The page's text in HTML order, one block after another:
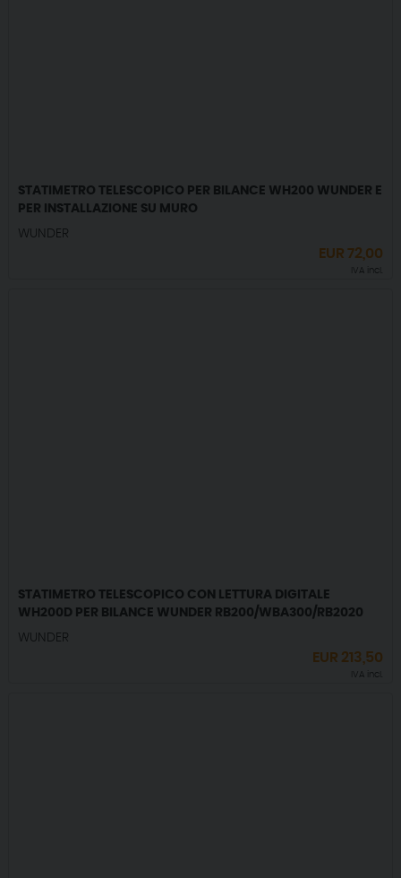
STATIMETRO TELESCOPICO PER BILANCE WH200 WUNDER E
PER INSTALLAZIONE SU MURO
WUNDER
EUR72,00
IVA incl.
STATIMETRO TELESCOPICO CON LETTURA DIGITALE
WH200D PER BILANCE WUNDER RB200/WBA300/RB2020
WUNDER
EUR 213,50
IVA incl.